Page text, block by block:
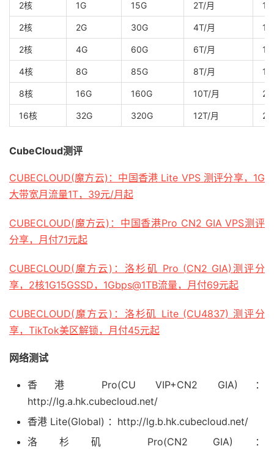
2核 1G 15G 2T/月 1G
2核 2G 30G 4T/月 1G
2核 4G 60G 6T/月 1G
4核 8G 85G 8T/月 1G
8核 16G 160G 10T/月 2G
16核 32G 320G 12T/月 2G
CubeCloud测评
CUBECLOUD(魔方云)：中国香港 Lite VPS 测评分享，1G
大带宽月流量1T，39元/月起
CUBECLOUD(魔方云)：中国香港Pro CN2 GIA VPS测评
分享，月付71元起
CUBECLOUD(魔方云)：洛杉矶 Pro (CN2 GIA)测评分
享，2核1G15GSSD，1Gbps@1TB流量，月付69元起
CUBECLOUD(魔方云)：洛杉矶 Lite (CU4837) 测评分
享，TikTok美区解锁，月付45元起
网络测试
香港 Pro(CU VIP+CN2 GIA)：
http://lg.a.hk.cubecloud.net/
香港 Lite(Global) ：http://lg.b.hk.cubecloud.net/
洛杉矶 Pro(CN2 GIA)：